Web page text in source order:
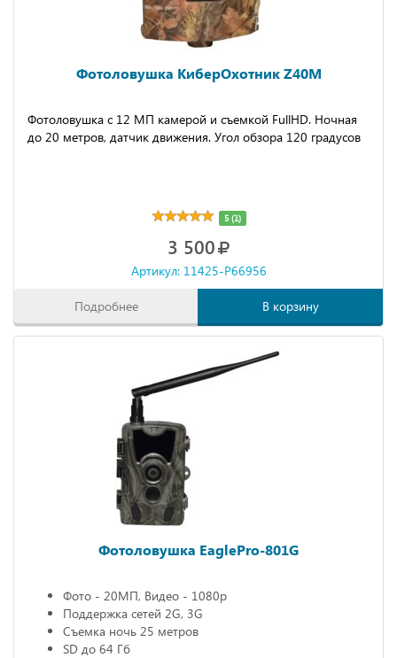
Фотоловушка КиберОхотник Z40M
Фотоловушка с 12 МП камерой и съемкой FullHD. Ночная
до 20 метров, датчик движения. Угол обзора 120 градусов
5 (1)
3 500
Артикул: 11425-P66956
Подробнее В корзину
Фотоловушка EaglePro-801G
Фото - 20МП, Видео - 1080р
Поддержка сетей 2G, 3G
Съемка ночь 25 метров
SD до 64 Гб